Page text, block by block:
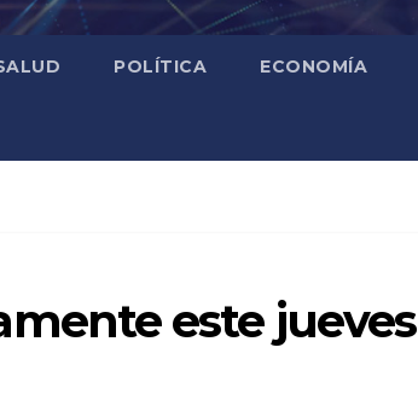
POLÍTICA ECONOMÍA
este jueves